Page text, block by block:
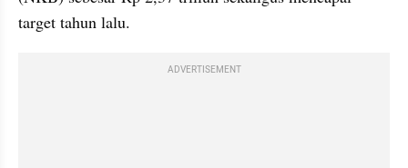
target tahun lalu.
ADVERTISEMENT